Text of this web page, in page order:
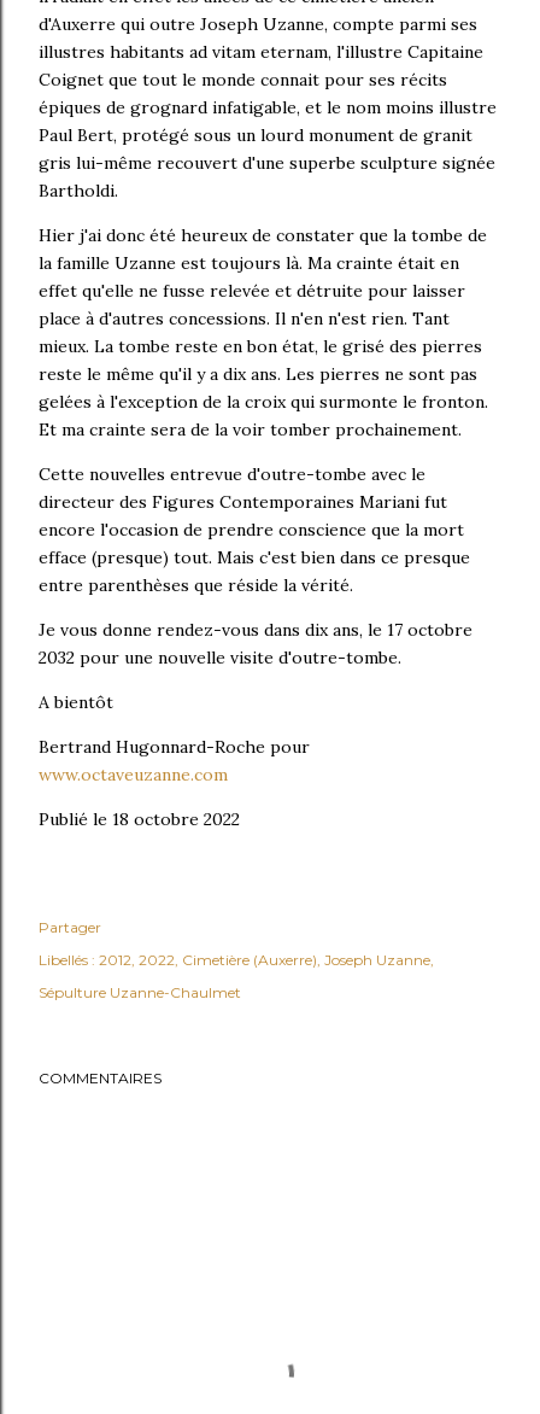
d'Auxerre qui outre Joseph Uzanne, compte parmi ses
illustres habitants ad vitam eternam, l'illustre Capitaine
Coignet que tout le monde connait pour ses récits
épiques de grognard infatigable, et le nom moins illustre
Paul Bert, protégé sous un lourd monument de granit
gris lui-même recouvert d'une superbe sculpture signée
Bartholdi.
Hier j'ai donc été heureux de constater que la tombe de
la famille Uzanne est toujours là. Ma crainte était en
effet qu'elle ne fusse relevée et détruite pour laisser
place à d'autres concessions. Il n'en n'est rien. Tant
mieux. La tombe reste en bon état, le grisé des pierres
reste le même qu'il y a dix ans. Les pierres ne sont pas
gelées à l'exception de la croix qui surmonte le fronton.
Et ma crainte sera de la voir tomber prochainement.
Cette nouvelles entrevue d'outre-tombe avec le
directeur des Figures Contemporaines Mariani fut
encore l'occasion de prendre conscience que la mort
efface (presque) tout. Mais c'est bien dans ce presque
entre parenthèses que réside la vérité.
Je vous donne rendez-vous dans dix ans, le 17 octobre
2032 pour une nouvelle visite d'outre-tombe.
A bientôt
Bertrand Hugonnard-Roche pour
www.octaveuzanne.com
Publié le 18 octobre 2022
Partager
Libellés : 2012 2022 Cimetière (Auxerre) Joseph Uzanne
Sépulture Uzanne-Chaulmet
COMMENTAIRES